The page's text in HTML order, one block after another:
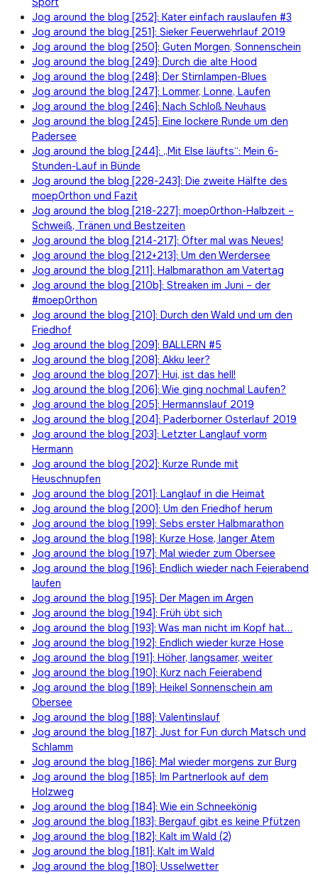
Jog around the blog [252]: Kater einfach rauslaufen #3
Jog around the blog [251]: Sieker Feuerwehrlauf 2019
Jog around the blog [250]: Guten Morgen, Sonnenschein
Jog around the blog [249]: Durch die alte Hood
Jog around the blog [248]: Der Stirnlampen-Blues
Jog around the blog [247]: Lommer, Lonne, Laufen
Jog around the blog [246]: Nach Schloß Neuhaus
Jog around the blog [245]: Eine lockere Runde um den
Padersee
Jog around the blog [244]: „Mit Else läufts“: Mein 6-
Stunden-Lauf in Bünde
Jog around the blog [228-243]: Die zweite Hälfte des
moep0rthon und Fazit
Jog around the blog [218-227]: moep0rthon-Halbzeit –
Schweiß, Tränen und Bestzeiten
Jog around the blog [214-217]: Öfter mal was Neues!
Jog around the blog [212+213]: Um den Werdersee
Jog around the blog [211]: Halbmarathon am Vatertag
Jog around the blog [210b]: Streaken im Juni – der
#moep0rthon
Jog around the blog [210]: Durch den Wald und um den
Friedhof
Jog around the blog [209]: BALLERN #5
Jog around the blog [208]: Akku leer?
Jog around the blog [207]: Hui, ist das hell!
Jog around the blog [206]: Wie ging nochmal Laufen?
Jog around the blog [205]: Hermannslauf 2019
Jog around the blog [204]: Paderborner Osterlauf 2019
Jog around the blog [203]: Letzter Langlauf vorm
Hermann
Jog around the blog [202]: Kurze Runde mit
Heuschnupfen
Jog around the blog [201]: Langlauf in die Heimat
Jog around the blog [200]: Um den Friedhof herum
Jog around the blog [199]: Sebs erster Halbmarathon
Jog around the blog [198]: Kurze Hose, langer Atem
Jog around the blog [197]: Mal wieder zum Obersee
Jog around the blog [196]: Endlich wieder nach Feierabend
laufen
Jog around the blog [195]: Der Magen im Argen
Jog around the blog [194]: Früh übt sich
Jog around the blog [193]: Was man nicht im Kopf hat…
Jog around the blog [192]: Endlich wieder kurze Hose
Jog around the blog [191]: Höher, langsamer, weiter
Jog around the blog [190]: Kurz nach Feierabend
Jog around the blog [189]: Heikel Sonnenschein am
Obersee
Jog around the blog [188]: Valentinslauf
Jog around the blog [187]: Just for Fun durch Matsch und
Schlamm
Jog around the blog [186]: Mal wieder morgens zur Burg
Jog around the blog [185]: Im Partnerlook auf dem
Holzweg
Jog around the blog [184]: Wie ein Schneekönig
Jog around the blog [183]: Bergauf gibt es keine Pfützen
Jog around the blog [182]: Kalt im Wald (2)
Jog around the blog [181]: Kalt im Wald
Jog around the blog [180]: Usselwetter